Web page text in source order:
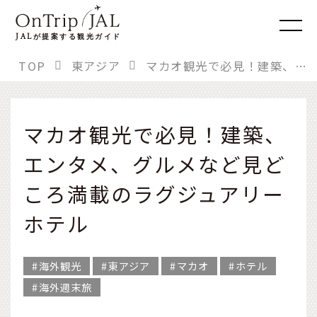
JALが提案する観光ガイド
TOP 東アジア マカオ観光で必見！建築、エンタメ、グルメなど見どころ満載のラグジュアリーホテル
マカオ観光で必見！建築、
エンタメ、グルメなど見ど
ころ満載のラグジュアリー
ホテル
海外観光 東アジア マカオ
ホテル
海外週末旅